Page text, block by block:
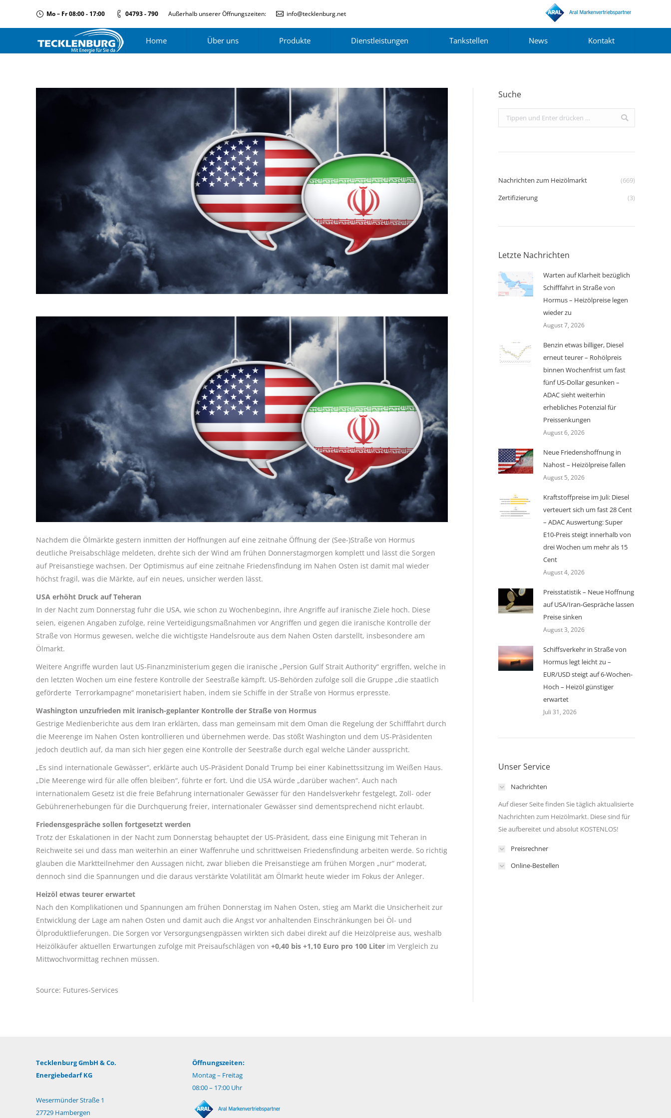
Mo – Fr 08:00 - 17:00 04793 - 790 Außerhalb unserer Öffnungszeiten: info@tecklenburg.net
Home Über uns Produkte Dienstleistungen Tankstellen News Kontakt
Nachdem die Ölmärkte gestern inmitten der Hoffnungen auf eine zeitnahe Öffnung der (See-)Straße von Hormus
deutliche Preisabschläge meldeten, drehte sich der Wind am frühen Donnerstagmorgen komplett und lässt die Sorgen
auf Preisanstiege wachsen. Der Optimismus auf eine zeitnahe Friedensfindung im Nahen Osten ist damit mal wieder
höchst fragil, was die Märkte, auf ein neues, unsicher werden lässt.
USA erhöht Druck auf Teheran
In der Nacht zum Donnerstag fuhr die USA, wie schon zu Wochenbeginn, ihre Angriffe auf iranische Ziele hoch. Diese
seien, eigenen Angaben zufolge, reine Verteidigungsmaßnahmen vor Angriffen und gegen die iranische Kontrolle der
Straße von Hormus gewesen, welche die wichtigste Handelsroute aus dem Nahen Osten darstellt, insbesondere am
Ölmarkt.
Weitere Angriffe wurden laut US-Finanzministerium gegen die iranische „Persion Gulf Strait Authority“ ergriffen, welche in
den letzten Wochen um eine festere Kontrolle der Seestraße kämpft. US-Behörden zufolge soll die Gruppe „die staatlich
geförderte Terrorkampagne“ monetarisiert haben, indem sie Schiffe in der Straße von Hormus erpresste.
Washington unzufrieden mit iranisch-geplanter Kontrolle der Straße von Hormus
Gestrige Medienberichte aus dem Iran erklärten, dass man gemeinsam mit dem Oman die Regelung der Schifffahrt durch
die Meerenge im Nahen Osten kontrollieren und übernehmen werde. Das stößt Washington und dem US-Präsidenten
jedoch deutlich auf, da man sich hier gegen eine Kontrolle der Seestraße durch egal welche Länder ausspricht.
„Es sind internationale Gewässer“, erklärte auch US-Präsident Donald Trump bei einer Kabinettssitzung im Weißen Haus.
„Die Meerenge wird für alle offen bleiben“, führte er fort. Und die USA würde „darüber wachen“. Auch nach
internationalem Gesetz ist die freie Befahrung internationaler Gewässer für den Handelsverkehr festgelegt, Zoll- oder
Gebührenerhebungen für die Durchquerung freier, internationaler Gewässer sind dementsprechend nicht erlaubt.
Friedensgespräche sollen fortgesetzt werden
Trotz der Eskalationen in der Nacht zum Donnerstag behauptet der US-Präsident, dass eine Einigung mit Teheran in
Reichweite sei und dass man weiterhin an einer Waffenruhe und schrittweisen Friedensfindung arbeiten werde. So richtig
glauben die Marktteilnehmer den Aussagen nicht, zwar blieben die Preisanstiege am frühen Morgen „nur“ moderat,
dennoch sind die Spannungen und die daraus verstärkte Volatilität am Ölmarkt heute wieder im Fokus der Anleger.
Heizöl etwas teurer erwartet
Nach den Komplikationen und Spannungen am frühen Donnerstag im Nahen Osten, stieg am Markt die Unsicherheit zur
Entwicklung der Lage am nahen Osten und damit auch die Angst vor anhaltenden Einschränkungen bei Öl- und
Ölproduktlieferungen. Die Sorgen vor Versorgungsengpässen wirkten sich dabei direkt auf die Heizölpreise aus, weshalb
Heizölkäufer aktuellen Erwartungen zufolge mit Preisaufschlägen von +0,40 bis +1,10 Euro pro 100 Liter im Vergleich zu
Mittwochvormittag rechnen müssen.
Source: Futures-Services
Suche
Search:
Nachrichten zum Heizölmarkt
(669)
Zertifizierung
(3)
Letzte Nachrichten
Warten auf Klarheit bezüglich
Schifffahrt in Straße von
Hormus – Heizölpreise legen
wieder zu
August 7, 2026
Benzin etwas billiger, Diesel
erneut teurer – Rohölpreis
binnen Wochenfrist um fast
fünf US-Dollar gesunken –
ADAC sieht weiterhin
erhebliches Potenzial für
Preissenkungen
August 6, 2026
Neue Friedenshoffnung in
Nahost – Heizölpreise fallen
August 5, 2026
Kraftstoffpreise im Juli: Diesel
verteuert sich um fast 28 Cent
– ADAC Auswertung: Super
E10-Preis steigt innerhalb von
drei Wochen um mehr als 15
Cent
August 4, 2026
Preisstatistik – Neue Hoffnung
auf USA/Iran-Gespräche lassen
Preise sinken
August 3, 2026
Schiffsverkehr in Straße von
Hormus legt leicht zu –
EUR/USD steigt auf 6-Wochen-
Hoch – Heizöl günstiger
erwartet
Juli 31, 2026
Unser Service
Nachrichten
Auf dieser Seite finden Sie täglich aktualisierte
Nachrichten zum Heizölmarkt. Diese sind für
Sie aufbereitet und absolut KOSTENLOS!
Preisrechner
Online-Bestellen
Tecklenburg GmbH & Co.
Energiebedarf KG
Wesermünder Straße 1
27729 Hambergen
Öffnungszeiten:
Montag – Freitag
08:00 – 17:00 Uhr